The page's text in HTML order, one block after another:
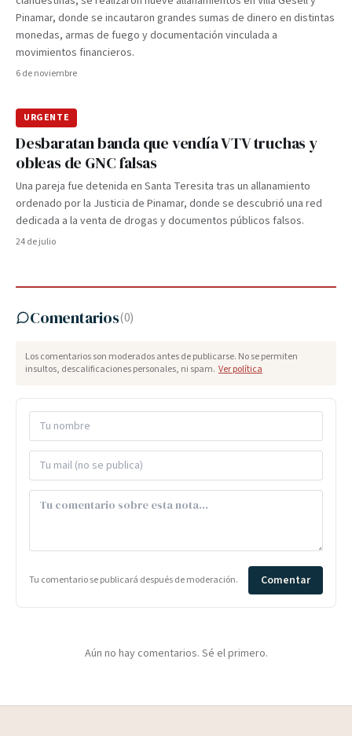
Pinamar, donde se incautaron grandes sumas de dinero en distintas
monedas, armas de fuego y documentación vinculada a
movimientos financieros.
6 de noviembre
URGENTE
Desbaratan banda que vendía VTV truchas y
obleas de GNC falsas
Una pareja fue detenida en Santa Teresita tras un allanamiento
ordenado por la Justicia de Pinamar, donde se descubrió una red
dedicada a la venta de drogas y documentos públicos falsos.
24 de julio
Comentarios(0)
Los comentarios son moderados antes de publicarse. No se permiten
insultos, descalificaciones personales, ni spam. Ver política
Tu comentario se publicará después de moderación. Comentar
Aún no hay comentarios. Sé el primero.